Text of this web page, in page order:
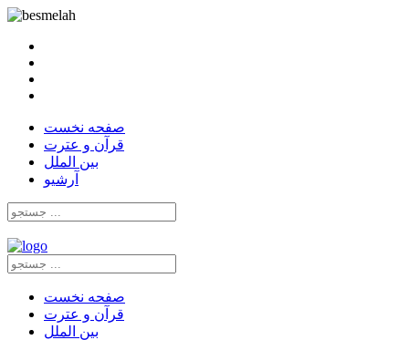
صفحه نخست
قرآن و عترت
بین الملل
آرشیو
صفحه نخست
قرآن و عترت
بین الملل